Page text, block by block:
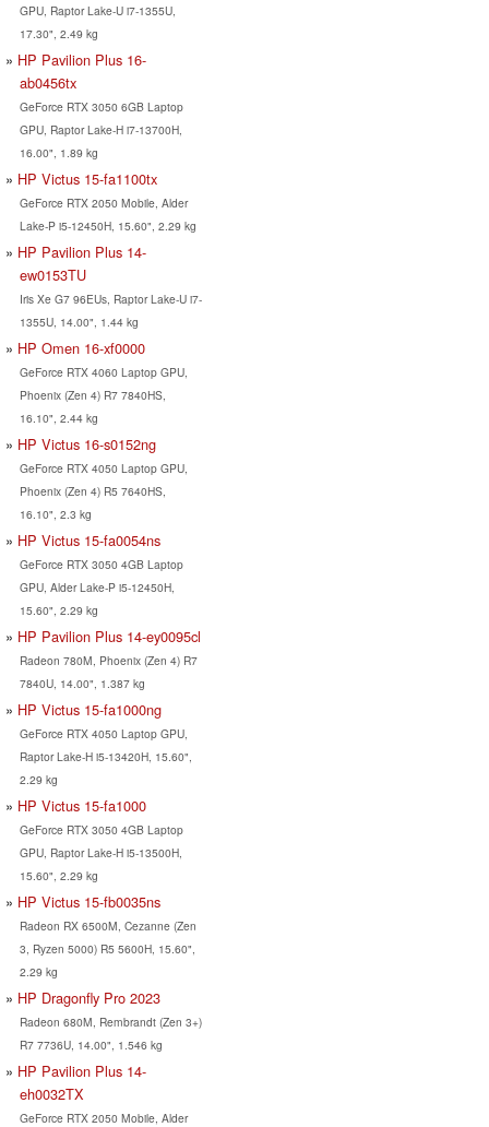
GPU, Raptor Lake-U i7-1355U,
17.30", 2.49 kg
HP Pavilion Plus 16-
ab0456tx
GeForce RTX 3050 6GB Laptop
GPU, Raptor Lake-H i7-13700H,
16.00", 1.89 kg
HP Victus 15-fa1100tx
GeForce RTX 2050 Mobile, Alder
Lake-P i5-12450H, 15.60", 2.29 kg
HP Pavilion Plus 14-
ew0153TU
Iris Xe G7 96EUs, Raptor Lake-U i7-
1355U, 14.00", 1.44 kg
HP Omen 16-xf0000
GeForce RTX 4060 Laptop GPU,
Phoenix (Zen 4) R7 7840HS,
16.10", 2.44 kg
HP Victus 16-s0152ng
GeForce RTX 4050 Laptop GPU,
Phoenix (Zen 4) R5 7640HS,
16.10", 2.3 kg
HP Victus 15-fa0054ns
GeForce RTX 3050 4GB Laptop
GPU, Alder Lake-P i5-12450H,
15.60", 2.29 kg
HP Pavilion Plus 14-ey0095cl
Radeon 780M, Phoenix (Zen 4) R7
7840U, 14.00", 1.387 kg
HP Victus 15-fa1000ng
GeForce RTX 4050 Laptop GPU,
Raptor Lake-H i5-13420H, 15.60",
2.29 kg
HP Victus 15-fa1000
GeForce RTX 3050 4GB Laptop
GPU, Raptor Lake-H i5-13500H,
15.60", 2.29 kg
HP Victus 15-fb0035ns
Radeon RX 6500M, Cezanne (Zen
3, Ryzen 5000) R5 5600H, 15.60",
2.29 kg
HP Dragonfly Pro 2023
Radeon 680M, Rembrandt (Zen 3+)
R7 7736U, 14.00", 1.546 kg
HP Pavilion Plus 14-
eh0032TX
GeForce RTX 2050 Mobile, Alder